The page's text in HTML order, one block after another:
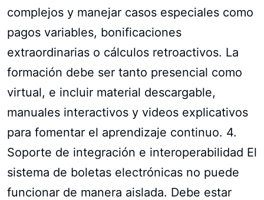
complejos y manejar casos especiales como
pagos variables, bonificaciones
extraordinarias o cálculos retroactivos. La
formación debe ser tanto presencial como
virtual, e incluir material descargable,
manuales interactivos y videos explicativos
para fomentar el aprendizaje continuo. 4.
Soporte de integración e interoperabilidad El
sistema de boletas electrónicas no puede
funcionar de manera aislada. Debe estar